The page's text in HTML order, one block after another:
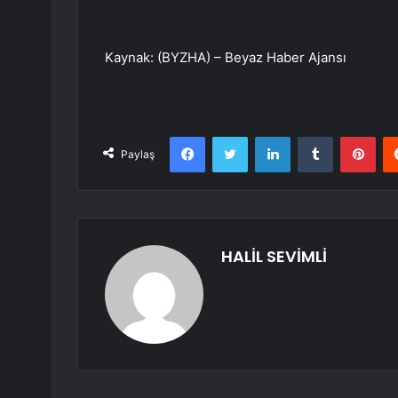
Kaynak: (BYZHA) – Beyaz Haber Ajansı
Paylaş
FacebookTwitter LinkedInTumblr
HALİL SEVİMLİ